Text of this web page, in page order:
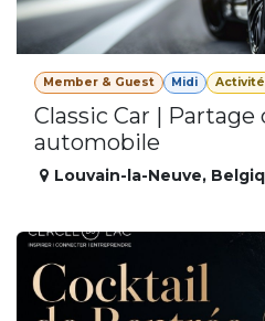
Member & Guest Midi
Classic Car | Partage
automobile
Louvain-la-Neuve,